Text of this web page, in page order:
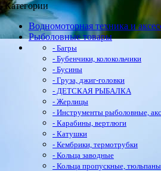
Категории
Водномоторная техника и
Рыболовные товары
- Багры
- Бубенчики, колокольчики
- Бусины
- Груза, джиг-головки
- ДЕТСКАЯ РЫБАЛКА
- Жерлицы
- Инструменты рыболовные,
- Карабины, вертлюги
- Катушки
- Кембрики, термотрубки
- Кольца заводные
- Кольца пропускные, тюльпаны